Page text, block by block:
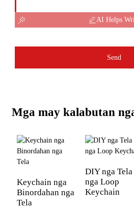
AI Helps
Send
Mga may kalabutan
Keychain nga
Binordahan nga
Tela
DIY nga Tela
nga Loop
Keychain